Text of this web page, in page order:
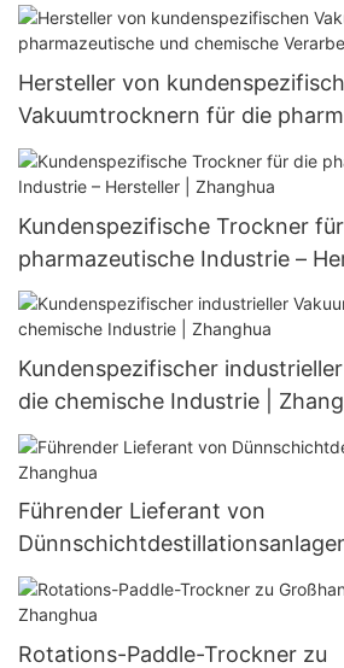
Hersteller von
Vakuumtrocknern für die
chemische Verarbeitung |
Kundenspezifische Trockner
pharmazeutische Industrie –
Zhanghua
Kundenspezifischer
die chemische Industrie |
Führender Lieferant von
Rotations-Paddle-Trockner zu